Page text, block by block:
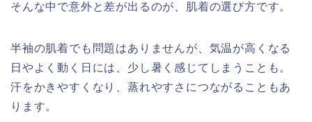
そんな中で意外と差が出るのが、肌着の選び方です。
半袖の肌着でも問題はありませんが、気温が高くなる
日やよく動く日には、少し暑く感じてしまうことも。
汗をかきやすくなり、蒸れやすさにつながることもあ
ります。